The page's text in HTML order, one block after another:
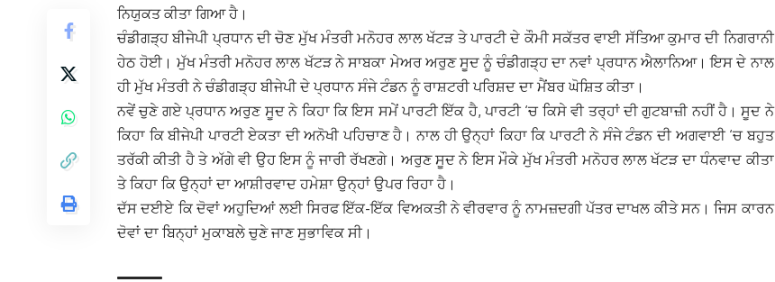
ਨਿਯੁਕਤ ਕੀਤਾ ਗਿਆ ਹੈ।
ਚੰਡੀਗੜ੍ਹ ਬੀਜੇਪੀ ਪ੍ਰਧਾਨ ਦੀ ਚੋਣ ਮੁੱਖ ਮੰਤਰੀ ਮਨੋਹਰ ਲਾਲ ਖੱਟੜ ਤੇ ਪਾਰਟੀ ਦੇ ਕੌਮੀ ਸਕੱਤਰ ਵਾਈ ਸੱਤਿਆ ਕੁਮਾਰ ਦੀ ਨਿਗਰਾਨੀ
ਹੇਠ ਹੋਈ। ਮੁੱਖ ਮੰਤਰੀ ਮਨੋਹਰ ਲਾਲ ਖੱਟੜ ਨੇ ਸਾਬਕਾ ਮੇਅਰ ਅਰੁਣ ਸੂਦ ਨੂੰ ਚੰਡੀਗੜ੍ਹ ਦਾ ਨਵਾਂ ਪ੍ਰਧਾਨ ਐਲਾਨਿਆ। ਇਸ ਦੇ ਨਾਲ
ਹੀ ਮੁੱਖ ਮੰਤਰੀ ਨੇ ਚੰਡੀਗੜ੍ਹ ਬੀਜੇਪੀ ਦੇ ਪ੍ਰਧਾਨ ਸੰਜੇ ਟੰਡਨ ਨੂੰ ਰਾਸ਼ਟਰੀ ਪਰਿਸ਼ਦ ਦਾ ਮੈਂਬਰ ਘੋਸ਼ਿਤ ਕੀਤਾ।
ਨਵੇਂ ਚੁਣੇ ਗਏ ਪ੍ਰਧਾਨ ਅਰੁਣ ਸੂਦ ਨੇ ਕਿਹਾ ਕਿ ਇਸ ਸਮੇਂ ਪਾਰਟੀ ਇੱਕ ਹੈ, ਪਾਰਟੀ ‘ਚ ਕਿਸੇ ਵੀ ਤਰ੍ਹਾਂ ਦੀ ਗੁਟਬਾਜ਼ੀ ਨਹੀਂ ਹੈ। ਸੂਦ ਨੇ
ਕਿਹਾ ਕਿ ਬੀਜੇਪੀ ਪਾਰਟੀ ਏਕਤਾ ਦੀ ਅਨੋਖੀ ਪਹਿਚਾਣ ਹੈ। ਨਾਲ ਹੀ ਉਨ੍ਹਾਂ ਕਿਹਾ ਕਿ ਪਾਰਟੀ ਨੇ ਸੰਜੇ ਟੰਡਨ ਦੀ ਅਗਵਾਈ ‘ਚ ਬਹੁਤ
ਤਰੱਕੀ ਕੀਤੀ ਹੈ ਤੇ ਅੱਗੇ ਵੀ ਉਹ ਇਸ ਨੂੰ ਜਾਰੀ ਰੱਖਣਗੇ। ਅਰੁਣ ਸੂਦ ਨੇ ਇਸ ਮੌਕੇ ਮੁੱਖ ਮੰਤਰੀ ਮਨੋਹਰ ਲਾਲ ਖੱਟੜ ਦਾ ਧੰਨਵਾਦ ਕੀਤਾ
ਤੇ ਕਿਹਾ ਕਿ ਉਨ੍ਹਾਂ ਦਾ ਆਸ਼ੀਰਵਾਦ ਹਮੇਸ਼ਾ ਉਨ੍ਹਾਂ ਉਪਰ ਰਿਹਾ ਹੈ।
ਦੱਸ ਦਈਏ ਕਿ ਦੋਵਾਂ ਅਹੁਦਿਆਂ ਲਈ ਸਿਰਫ ਇੱਕ-ਇੱਕ ਵਿਅਕਤੀ ਨੇ ਵੀਰਵਾਰ ਨੂੰ ਨਾਮਜ਼ਦਗੀ ਪੱਤਰ ਦਾਖਲ ਕੀਤੇ ਸਨ। ਜਿਸ ਕਾਰਨ
ਦੋਵਾਂ ਦਾ ਬਿਨ੍ਹਾਂ ਮੁਕਾਬਲੇ ਚੁਣੇ ਜਾਣ ਸੁਭਾਵਿਕ ਸੀ।